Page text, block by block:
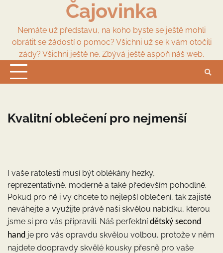
content
Čajovinka
Nemáte už představu, na koho byste se ještě mohli
obrátit se žádostí o pomoc? Všichni už se k vám otočili
zády? Všichni ještě ne. Zbývá ještě aspoň náš web.
Kvalitní oblečení pro nejmenší
I vaše ratolesti musí být oblékány hezky,
reprezentativně, moderně a také především pohodlně.
Pokud pro ně i vy chcete to nejlepší oblečení, tak zajisté
neváhejte a využijte právě naši skvělou nabídku, kterou
jsme si pro vás připravili. Náš perfektnídětský second
hand je pro vás opravdu skvělou volbou, protože v něm
najdete doopravdy skvělé kousky přesně pro vaše